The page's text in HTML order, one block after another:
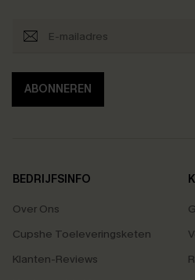
ABONNEREN
BEDRIJFSINFO
Over Ons
Cupshe Toeleveringsketen
Klanten-Reviews